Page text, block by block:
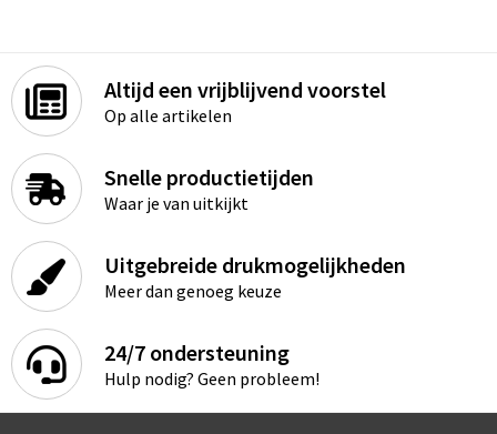
Altijd een vrijblijvend voorstel
Op alle artikelen
Snelle productietijden
Waar je van uitkijkt
Uitgebreide drukmogelijkheden
Meer dan genoeg keuze
24/7 ondersteuning
Hulp nodig? Geen probleem!